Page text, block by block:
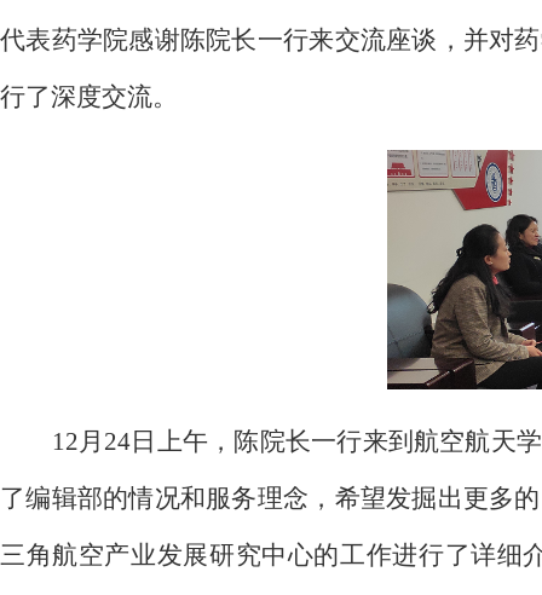
代表药学院感谢陈院长一行来交流座谈，并对
行了深度交流。
12月24日上午，陈院长一行来到航空航天
了编辑部的情况和服务理念，希望发掘出更多
三角航空产业发展研究中心的工作进行了详细